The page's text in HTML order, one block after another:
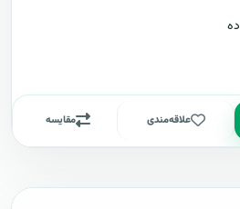
علاقه‌مندی مقایسه